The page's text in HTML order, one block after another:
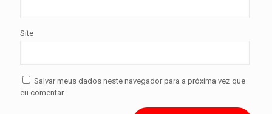
Site
Salvar meus dados neste navegador para a próxima vez que
eu comentar.